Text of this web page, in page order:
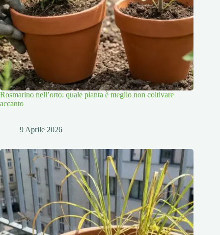
Rosmarino nell’orto: quale pianta è meglio non coltivare
accanto
9 Aprile 2026